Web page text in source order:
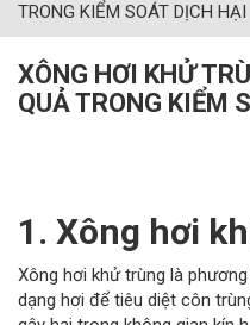
TRONG KIỂM SOÁT DỊCH HẠI
XÔNG HƠI KHỬ
QUẢ TRONG KIỂM
1. Xông hơi
Xông hơi khử trùng là
dạng hơi để tiêu diệt côn